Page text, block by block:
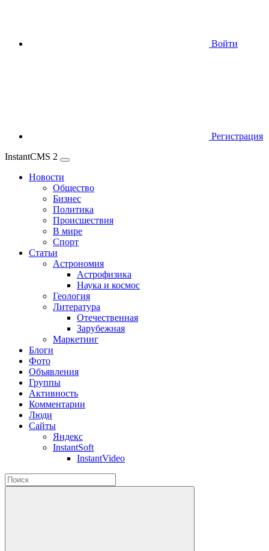
Войти
Регистрация
InstantCMS 2
Новости
Общество
Бизнес
Политика
Происшествия
В мире
Спорт
Статьи
Астрономия
Астрофизика
Наука и космос
Геология
Литература
Отечественная
Зарубежная
Маркетинг
Блоги
Фото
Объявления
Группы
Активность
Комментарии
Люди
Сайты
Яндекс
InstantSoft
InstantVideo